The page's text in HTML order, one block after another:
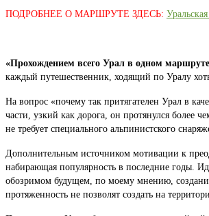
ПОДРОБНЕЕ О МАРШРУТЕ ЗДЕСЬ:
«Прохождением всего Урал в одном
каждый путешественник, ходящий по Уралу
На вопрос «почему так притягателен Урал в
части, узкий как дорога, он протянулся более
не требует специального альпинистского
Дополнительным источником мотивации к
набирающая популярность в последние годы.
обозримом будущем, по моему мнению,
протяженность не позволят создать на